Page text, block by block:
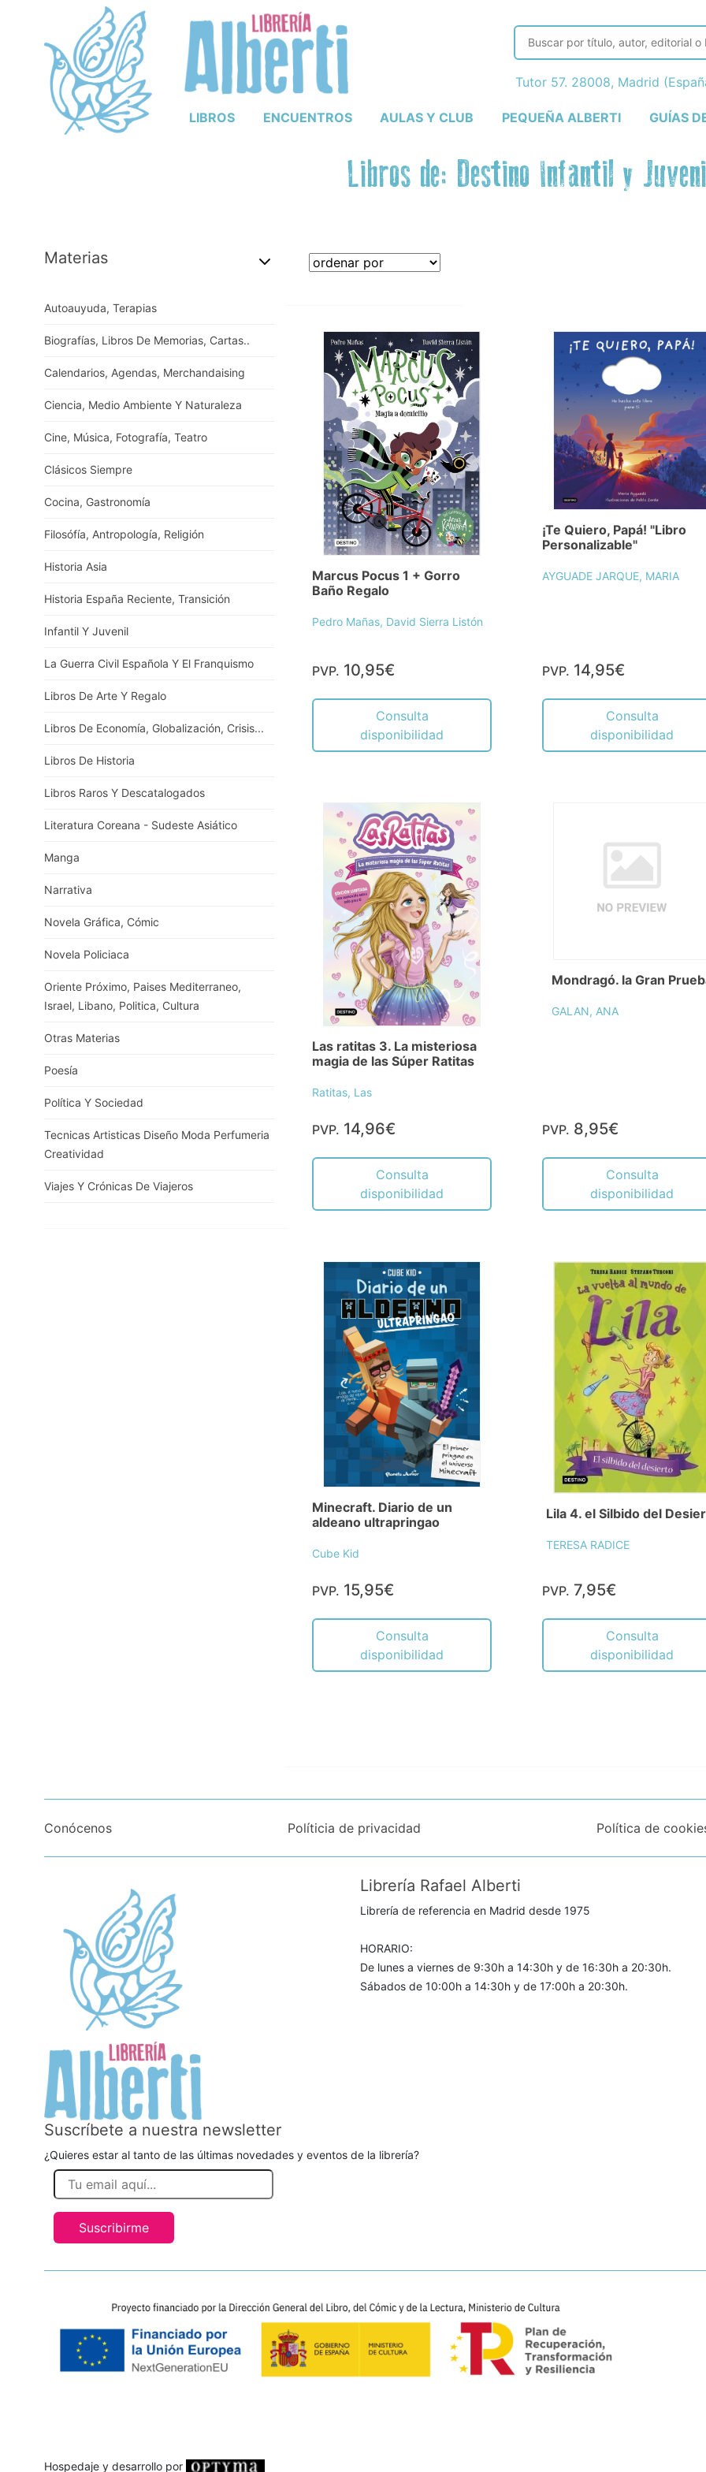
LIBROS ENCUENTROS AULAS Y CLUB PEQUEÑA ALBERTI GUÍAS
Tutor 57. 28008, Madrid
Libros de: Destino Infantil y
Materias
Autoauyuda, Terapias
Biografías, Libros De Memorias, Cartas..
Calendarios, Agendas, Merchandaising
Ciencia, Medio Ambiente Y Naturaleza
Cine, Música, Fotografía, Teatro
Clásicos Siempre
Cocina, Gastronomía
Filosófía, Antropología, Religión
Historia Asia
Historia España Reciente, Transición
Infantil Y Juvenil
La Guerra Civil Española Y El Franquismo
Libros De Arte Y Regalo
Libros De Economía, Globalización, Crisis...
Libros De Historia
Libros Raros Y Descatalogados
Literatura Coreana - Sudeste Asiático
Manga
Narrativa
Novela Gráfica, Cómic
Novela Policiaca
Oriente Próximo, Paises Mediterraneo,
Israel, Libano, Politica, Cultura
Otras Materias
Poesía
Política Y Sociedad
Tecnicas Artisticas Diseño Moda Perfumeria
Creatividad
Viajes Y Crónicas De Viajeros
Marcus Pocus 1 + Gorro
Baño Regalo
Pedro Mañas, David Sierra Listón
PVP. 10,95€
Consulta
disponibilidad
¡Te Quiero, Papá! "Libro
Personalizable"
AYGUADE JARQUE, MARIA
PVP. 14,95€
Consulta
disponibilidad
Las ratitas 3. La misteriosa
magia de las Súper Ratitas
Ratitas, Las
PVP. 14,96€
Consulta
disponibilidad
Mondragó. la Gran
GALAN, ANA
PVP. 8,95€
Consulta
disponibilidad
Minecraft. Diario de un
aldeano ultrapringao
Cube Kid
PVP. 15,95€
Consulta
disponibilidad
Lila 4. el Silbido del
TERESA RADICE
PVP. 7,95€
Consulta
disponibilidad
Conócenos Políticia de privacidad Política de
Librería Rafael Alberti
Librería de referencia en Madrid desde 1975
HORARIO:
De lunes a viernes de 9:30h a 14:30h y de 16:30h a 20:30h.
Sábados de 10:00h a 14:30h y de 17:00h a 20:30h.
Suscríbete a nuestra newsletter
¿Quieres estar al tanto de las últimas novedades y eventos de la librería?
Suscribirme
Hospedaje y desarrollo por